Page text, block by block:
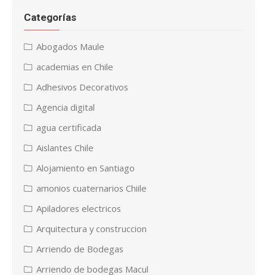
Categorías
Abogados Maule
academias en Chile
Adhesivos Decorativos
Agencia digital
agua certificada
Aislantes Chile
Alojamiento en Santiago
amonios cuaternarios Chiile
Apiladores electricos
Arquitectura y construccion
Arriendo de Bodegas
Arriendo de bodegas Macul